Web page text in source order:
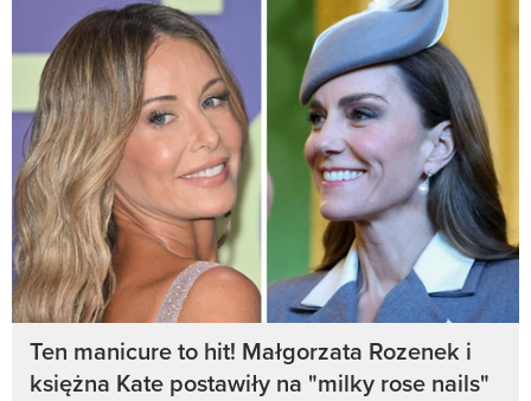
Ten manicure to hit! Małgorzata Rozenek i
księżna Kate postawiły na "milky rose nails"